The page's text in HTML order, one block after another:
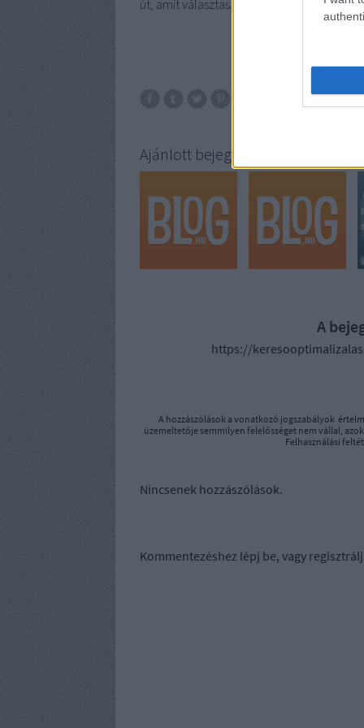
út, amit választasz, rólad szóljon –
Ajánlott bejegyzések:
A
https://
A hozzászólások a vonatkozó jogszabályok
üzemeltetője semmilyen felelősséget nem vállal,
Felhasználási
Nincsenek hozzászólások.
Kommentezéshez lépj be, vagy regisztrálj